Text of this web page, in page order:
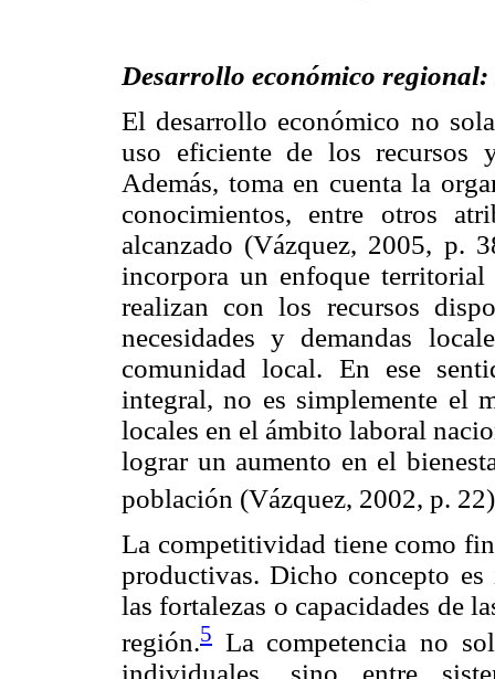
Desarrollo económico
El desarrollo económico no
uso eficiente de los recursos
Además, toma en cuenta la
conocimientos, entre otros
alcanzado (Vázquez, 2005, p.
incorpora un enfoque
realizan con los recursos
necesidades y demandas
comunidad local. En ese
integral, no es simplemente el
locales en el ámbito laboral
lograr un aumento en el
población (Vázquez, 2002, p.
La competitividad tiene como
productivas. Dicho concepto
las fortalezas o capacidades de
región.5 La competencia no
individuales, sino entre